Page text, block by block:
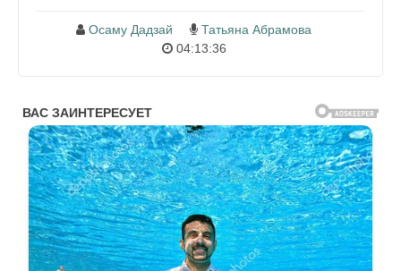
Осаму Дадзай
Татьяна Абрамова
04:13:36